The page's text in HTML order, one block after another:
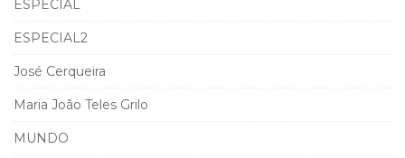
ESPECIAL
ESPECIAL2
José Cerqueira
Maria João Teles Grilo
MUNDO